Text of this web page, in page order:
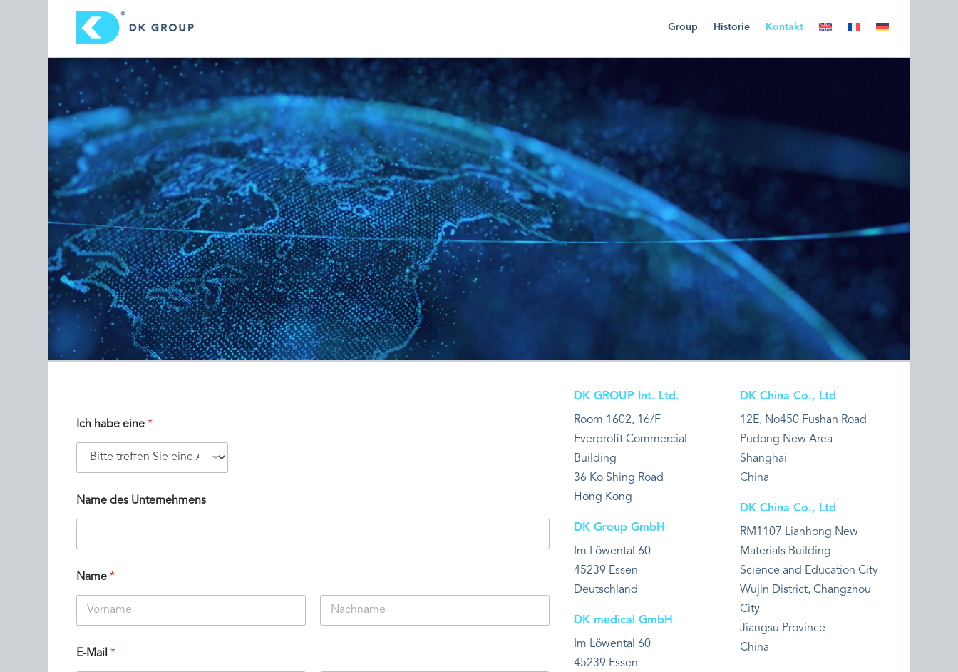
Group Historie Kontakt
Ich habe eine*
Name des Unternehmens
Name*
E-Mail*
DK GROUP Int. Ltd.
Room 1602, 16/F
Everprofit Commercial
Building
36 Ko Shing Road
Hong Kong
DK Group GmbH
Im Löwental 60
45239 Essen
Deutschland
DK medical GmbH
Im Löwental 60
45239 Essen
DK China Co., Ltd
12E, No450 Fushan Road
Pudong New Area
Shanghai
China
DK China Co., Ltd
RM1107 Lianhong New
Materials Building
Science and Education City
Wujin District, Changzhou
City
Jiangsu Province
China